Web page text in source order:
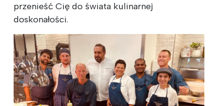
przenieść Cię do świata kulinarnej
doskonałości.